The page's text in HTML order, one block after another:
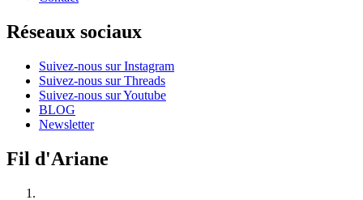
Réseaux sociaux
Suivez-nous sur Instagram
Suivez-nous sur Threads
Suivez-nous sur Youtube
BLOG
Newsletter
Fil d'Ariane